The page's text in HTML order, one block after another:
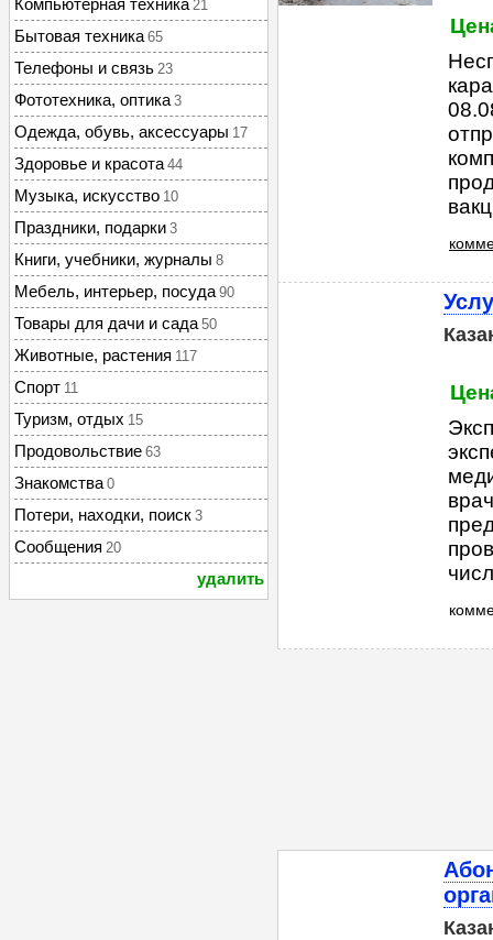
Компьютерная техника 21
Бытовая техника 65
Телефоны и связь 23
Фототехника, оптика 3
Одежда, обувь, аксессуары 17
Здоровье и красота 44
Музыка, искусство 10
Праздники, подарки 3
Книги, учебники, журналы 8
Мебель, интерьер, посуда 90
Товары для дачи и сада 50
Животные, растения 117
Спорт 11
Туризм, отдых 15
Продовольствие 63
Знакомства 0
Потери, находки, поиск 3
Сообщения 20
удалить